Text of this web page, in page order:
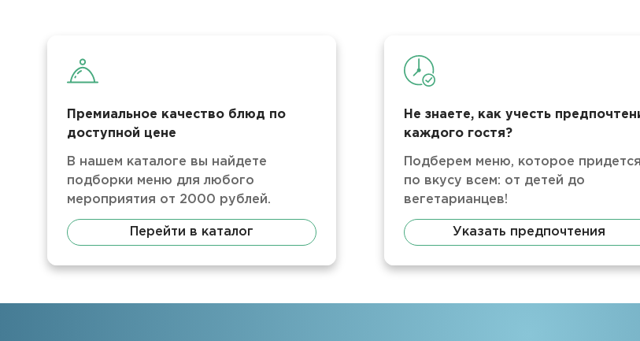
Премиальное качество блюд по
доступной цене
В нашем каталоге вы найдете
подборки меню для любого
мероприятия от 2000 рублей.
Перейти в каталог
Не знаете, как учесть
каждого гостя?
Подберем меню, которое придется
по вкусу всем: от детей до
вегетарианцев!
Указать предпочтения